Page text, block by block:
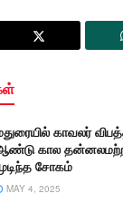
காவலர்
கால தன்னலமற்ற
சோகம்
MAY 4, 2025